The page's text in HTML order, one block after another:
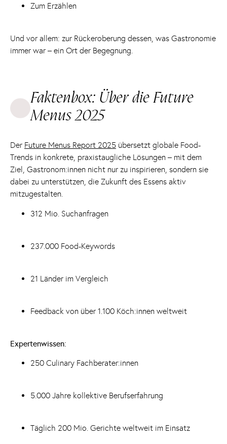
Zum Erzählen
Und vor allem: zur Rückeroberung dessen, was Gastronomie
immer war – ein Ort der Begegnung.
Faktenbox: Über die Future
Menus 2025
Der Future Menus Report 2025 übersetzt globale Food-
Trends in konkrete, praxistaugliche Lösungen – mit dem
Ziel, Gastronom:innen nicht nur zu inspirieren, sondern sie
dabei zu unterstützen, die Zukunft des Essens aktiv
mitzugestalten.
312 Mio. Suchanfragen
237.000 Food-Keywords
21 Länder im Vergleich
Feedback von über 1.100 Köch:innen weltweit
Expertenwissen:
250 Culinary Fachberater:innen
5.000 Jahre kollektive Berufserfahrung
Täglich 200 Mio. Gerichte weltweit im Einsatz